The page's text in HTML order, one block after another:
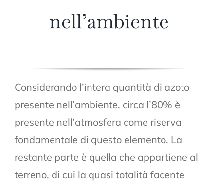
nell’ambiente
Considerando l’intera quantità di azoto
presente nell’ambiente, circa l’80% è
presente nell’atmosfera come riserva
fondamentale di questo elemento. La
restante parte è quella che appartiene al
terreno, di cui la quasi totalità facente